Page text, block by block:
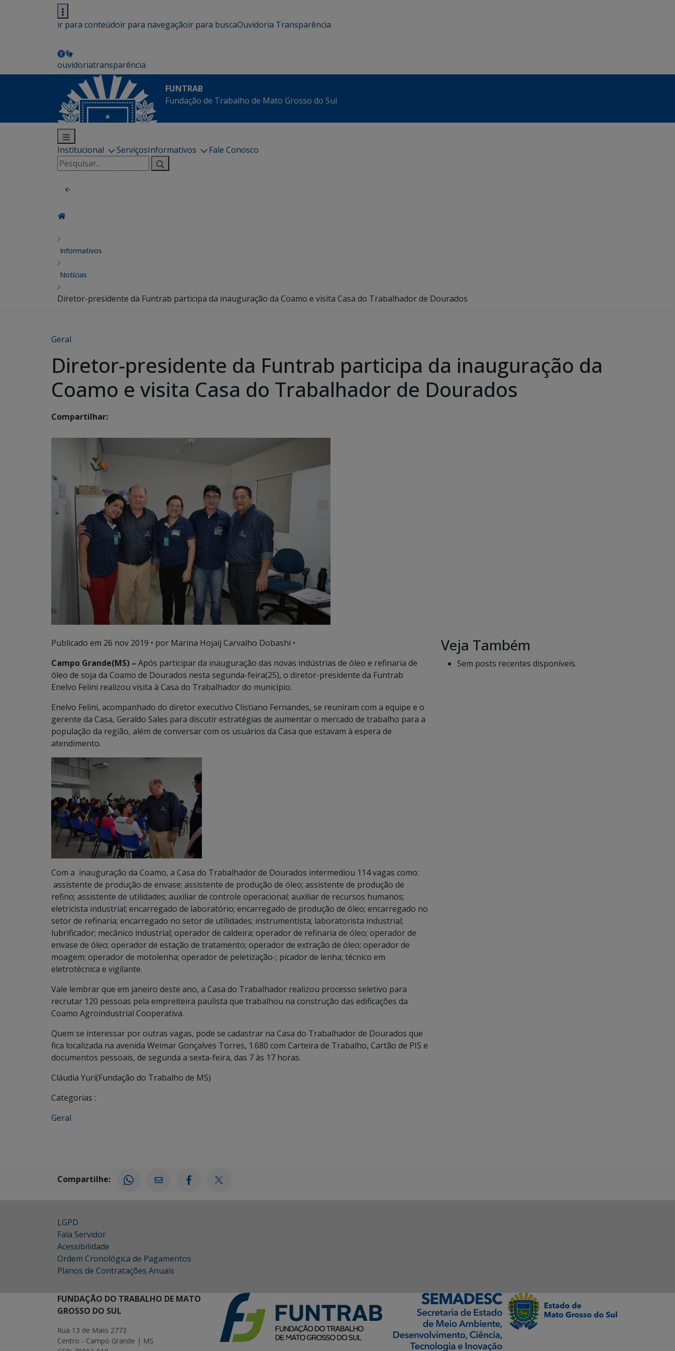
ir para conteúdoir para navegaçãoir para buscaOuvidoria Transparência
ouvidoriatransparência
FUNTRAB
Fundação de Trabalho de Mato Grosso do Sul
Institucional ServiçosInformativos
Fale Conosco
Pesquisar
por:
Informativos
Notícias
Diretor-presidente da Funtrab participa da inauguração da Coamo e visita Casa do Trabalhador de Dourados
Geral
Diretor-presidente da Funtrab participa da inauguração da
Coamo e visita Casa do Trabalhador de Dourados
Compartilhar:
Publicado em 26 nov 2019 • por Marina Hojaij Carvalho Dobashi •
Campo Grande(MS) – Após participar da inauguração das novas indústrias de óleo e refinaria de
óleo de soja da Coamo de Dourados nesta segunda-feira(25), o diretor-presidente da Funtrab
Enelvo Felini realizou visita à Casa do Trabalhador do município.
Enelvo Felini, acompanhado do diretor executivo Clistiano Fernandes, se reuniram com a equipe e o
gerente da Casa, Geraldo Sales para discutir estratégias de aumentar o mercado de trabalho para a
população da região, além de conversar com os usuários da Casa que estavam à espera de
atendimento.
Com a inauguração da Coamo, a Casa do Trabalhador de Dourados intermediou 114 vagas como:
assistente de produção de envase; assistente de produção de óleo; assistente de produção de
refino; assistente de utilidades; auxiliar de controle operacional; auxiliar de recursos humanos;
eletricista industrial; encarregado de laboratório; encarregado de produção de óleo; encarregado no
setor de refinaria; encarregado no setor de utilidades; instrumentista; laboratorista industrial;
lubrificador; mecânico industrial; operador de caldeira; operador de refinaria de óleo; operador de
envase de óleo; operador de estação de tratamento; operador de extração de óleo; operador de
moagem; operador de motolenha; operador de peletização-; picador de lenha; técnico em
eletrotécnica e vigilante.
Vale lembrar que em janeiro deste ano, a Casa do Trabalhador realizou processo seletivo para
recrutar 120 pessoas pela empreiteira paulista que trabalhou na construção das edificações da
Coamo Agroindustrial Cooperativa.
Quem se interessar por outras vagas, pode se cadastrar na Casa do Trabalhador de Dourados que
fica localizada na avenida Weimar Gonçalves Torres, 1.680 com Carteira de Trabalho, Cartão de PIS e
documentos pessoais, de segunda a sexta-feira, das 7 às 17 horas.
Cláudia Yuri(Fundação do Trabalho de MS)
Categorias :
Geral
Veja Também
Sem posts recentes disponíveis.
Compartilhe:
LGPD
Fala Servidor
Acessibilidade
Ordem Cronológica de Pagamentos
Planos de Contratações Anuais
FUNDAÇÃO DO TRABALHO DE MATO
GROSSO DO SUL
Rua 13 de Maio 2773
Centro - Campo Grande | MS